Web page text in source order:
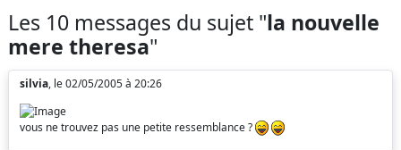
Les 10 messages du sujet "la nouvelle
mere theresa"
silvia, le 02/05/2005 à 20:26
vous ne trouvez pas une petite ressemblance ?